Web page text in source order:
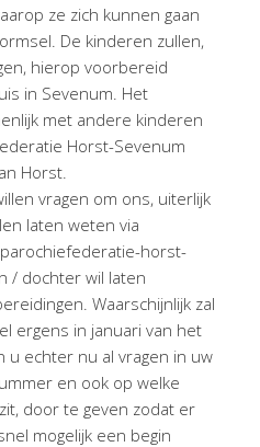
ze zich kunnen gaan
De kinderen zullen,
hierop voorbereid
in Sevenum. Het
met andere kinderen
Horst-Sevenum
Horst.
vragen om ons, uiterlijk
laten weten via
horst-
/ dochter wil laten
Waarschijnlijk zal
ergens in januari van het
u echter nu al vragen in uw
en ook op welke
door te geven zodat er
mogelijk een begin